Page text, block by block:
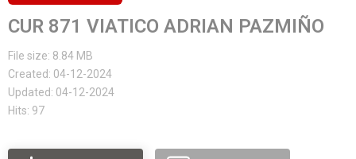
CUR 871 VIATICO ADRIAN PAZMIÑO
File size: 8.84 MB
Created: 04-12-2024
Updated: 04-12-2024
Hits: 97